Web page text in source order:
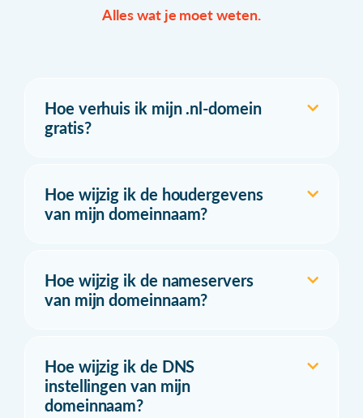
Alles wat je moet weten.
Hoe verhuis ik mijn .nl-domein
gratis?
Hoe wijzig ik de houdergevens
van mijn domeinnaam?
Hoe wijzig ik de nameservers
van mijn domeinnaam?
Hoe wijzig ik de DNS
instellingen van mijn
domeinnaam?